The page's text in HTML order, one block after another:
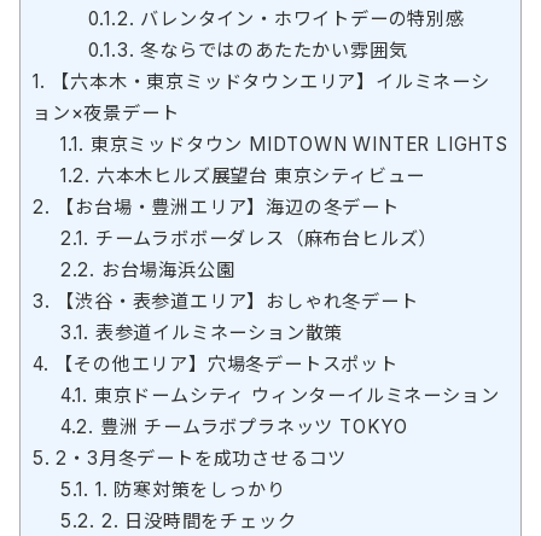
0.1.2. バレンタイン・ホワイトデーの特別感
0.1.3. 冬ならではのあたたかい雰囲気
1. 【六本木・東京ミッドタウンエリア】イルミネーシ
ョン×夜景デート
1.1. 東京ミッドタウン MIDTOWN WINTER LIGHTS
1.2. 六本木ヒルズ展望台 東京シティビュー
2. 【お台場・豊洲エリア】海辺の冬デート
2.1. チームラボボーダレス（麻布台ヒルズ）
2.2. お台場海浜公園
3. 【渋谷・表参道エリア】おしゃれ冬デート
3.1. 表参道イルミネーション散策
4. 【その他エリア】穴場冬デートスポット
4.1. 東京ドームシティ ウィンターイルミネーション
4.2. 豊洲 チームラボプラネッツ TOKYO
5. 2・3月冬デートを成功させるコツ
5.1. 1. 防寒対策をしっかり
5.2. 2. 日没時間をチェック